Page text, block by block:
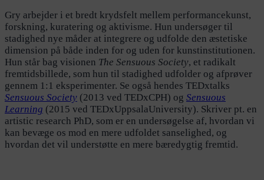
Gry arbejder i et bredt krydsfelt mellem performancekunst,
forskning, kuratering og aktivisme. Hun undersøger til
stadighed nye måder at integrere og udfolde den æstetiske
dimension på både inden for og uden for kunstinstitutionen.
Hun står bag visionen The Sensuous Society, et radikalt
fremtidsbillede, som hun til stadighed udfolder og afprøver
gennem 1:1 eksperimenter. Se også hendes TEDxtalks
Sensuous Society (2013 ved TEDxCPH) og Sensuous
Learning (2015 ved TEDxUppsalaUniversity). Skriver pt. en
artistic research PhD, som er en undersøgelse af, hvordan vi
kan bevæge os mod en mere udfoldet sanselighed, og
hvordan det vil understøtte en mere bæredygtig fremtid.